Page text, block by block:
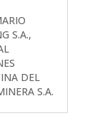
S.A.,
DEL
S.A.